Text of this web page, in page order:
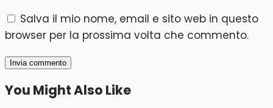
Salva il mio nome, email e sito web in questo
browser per la prossima volta che commento.
You Might Also Like